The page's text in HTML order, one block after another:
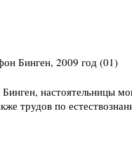
настоятельницы
трудов по